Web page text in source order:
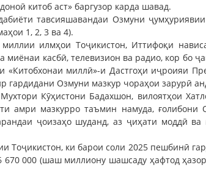
китоб аст» баргузор карда шавад.
тавсияшавандаи Озмуни
1, 2, 3 ва 4).
илмҳои Тоҷикистон, Иттифоқи
миёнаи касбӣ, телевизион ва радио, кор бо
«Китобхонаи миллӣ»-и Дастгоҳи иҷроияи
гардидани Озмуни мазкур чораҳои зарурӣ
Кӯҳистони Бадахшон, вилоятҳои
амри мазкурро таъмин намуда, ғолибони
ҷоизаҳо шуданд, аз ҷиҳати моддӣ ва
Тоҷикистон, ки барои соли 2025 пешбинӣ
670 000 (шаш миллиону шашсаду ҳафтод